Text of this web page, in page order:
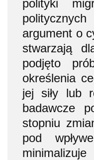
polityki
politycznych
argument o
stwarzają
podjęto
określenia
jej siły lub
badawcze
stopniu
pod